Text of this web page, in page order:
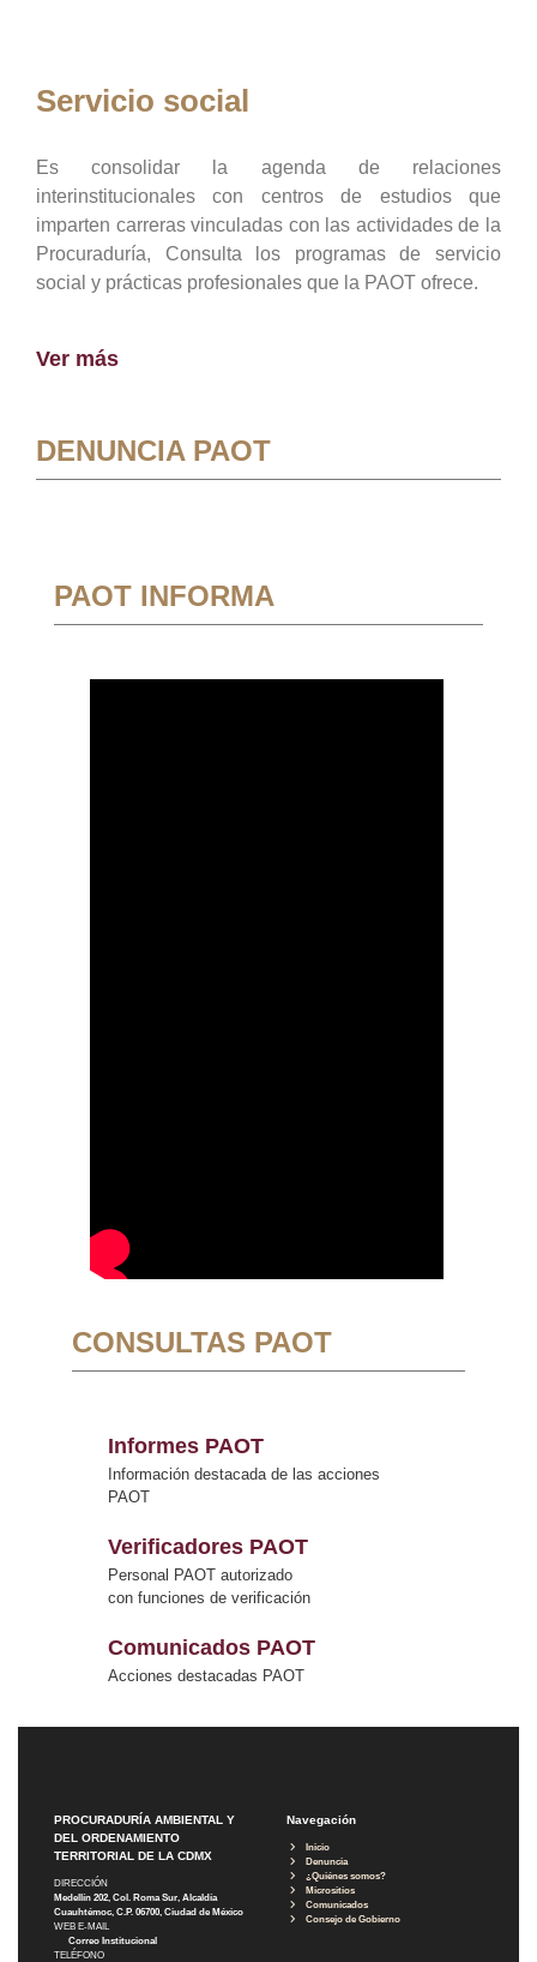
Servicio social
Es consolidar la agenda de relaciones
interinstitucionales con centros de estudios que
imparten carreras vinculadas con las actividades de la
Procuraduría, Consulta los programas de servicio
social y prácticas profesionales que la PAOT ofrece.
Ver más
DENUNCIA PAOT
PAOT INFORMA
CONSULTAS PAOT
Informes PAOT
Información destacada de las acciones
PAOT
Verificadores PAOT
Personal PAOT autorizado
con funciones de verificación
Comunicados PAOT
Acciones destacadas PAOT
PROCURADURÍA AMBIENTAL Y
DEL ORDENAMIENTO
TERRITORIAL DE LA CDMX
DIRECCIÓN
Medellín 202, Col. Roma Sur, Alcaldía
Cuauhtémoc, C.P. 06700, Ciudad de México
WEB E-MAIL
Correo Institucional
TELÉFONO
Navegación
Inicio
Denuncia
¿Quiénes somos?
Micrositios
Comunicados
Consejo de Gobierno